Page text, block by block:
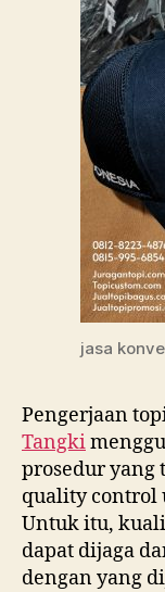
jasa
Pengerjaan
Tangki
prosedur yang
quality control
Untuk itu,
dapat dijaga
dengan yang